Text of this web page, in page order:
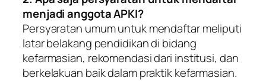
menjadi anggota APKI?
Persyaratan umum untuk mendaftar meliputi
latar belakang pendidikan di bidang
kefarmasian, rekomendasi dari institusi, dan
berkelakuan baik dalam praktik kefarmasian.